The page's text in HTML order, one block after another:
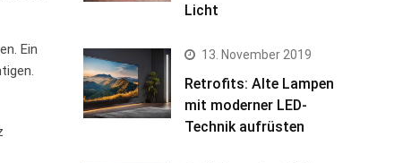
Ein
Licht
13. November 2019
Retrofits: Alte Lampen
mit moderner LED-
Technik aufrüsten